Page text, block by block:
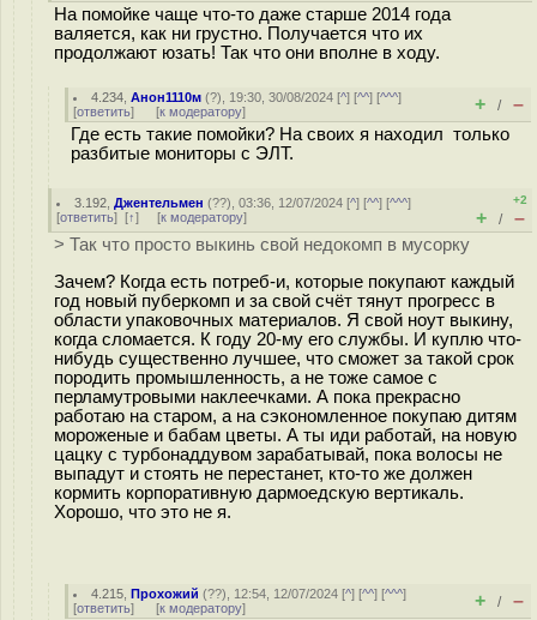
На помойке чаще что-то даже старше 2014 года
валяется, как ни грустно. Получается что их
продолжают юзать! Так что они вполне в ходу.
4.234 ,Анон1110м (?), 19:30, 30/08/2024 [^] [^^] [^^^]
[ответить] [к модератору] + / –
Где есть такие помойки? На своих я находил только
разбитые мониторы с ЭЛТ.
3.192 ,Джентельмен (??), 03:36, 12/07/2024 [^] [^^] [^^^]
[ответить] [↑] [к модератору]
+2
+ / –
> Так что просто выкинь свой недокомп в мусорку
Зачем? Когда есть потреб-и, которые покупают каждый
год новый пуберкомп и за свой счёт тянут прогресс в
области упаковочных материалов. Я свой ноут выкину,
когда сломается. К году 20-му его службы. И куплю что-
нибудь существенно лучшее, что сможет за такой срок
породить промышленность, а не тоже самое с
перламутровыми наклеечками. А пока прекрасно
работаю на старом, а на сэкономленное покупаю дитям
мороженые и бабам цветы. А ты иди работай, на новую
цацку с турбонаддувом зарабатывай, пока волосы не
выпадут и стоять не перестанет, кто-то же должен
кормить корпоративную дармоедскую вертикаль.
Хорошо, что это не я.
4.215 ,Прохожий (??), 12:54, 12/07/2024 [^] [^^] [^^^]
[ответить] [к модератору] + / –